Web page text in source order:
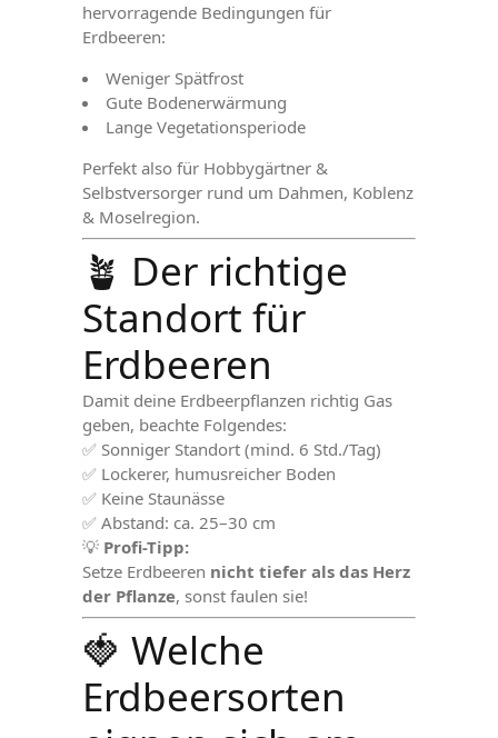
hervorragende Bedingungen für
Erdbeeren:
Weniger Spätfrost
Gute Bodenerwärmung
Lange Vegetationsperiode
Perfekt also für Hobbygärtner &
Selbstversorger rund um Dahmen, Koblenz
& Moselregion.
🪴 Der richtige
Standort für
Erdbeeren
Damit deine Erdbeerpflanzen richtig Gas
geben, beachte Folgendes:
✅ Sonniger Standort (mind. 6 Std./Tag)
✅ Lockerer, humusreicher Boden
✅ Keine Staunässe
✅ Abstand: ca. 25–30 cm
💡 Profi-Tipp:
Setze Erdbeeren nicht tiefer als das Herz
der Pflanze, sonst faulen sie!
🍓 Welche
Erdbeersorten